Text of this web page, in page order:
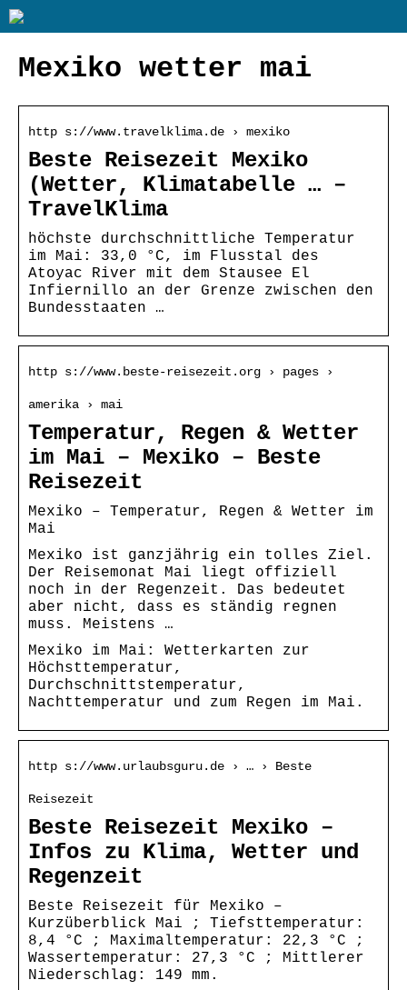
Mexiko wetter mai
http s://www.travelklima.de › mexiko
Beste Reisezeit Mexiko
(Wetter, Klimatabelle … –
TravelKlima
höchste durchschnittliche Temperatur
im Mai: 33,0 °C, im Flusstal des
Atoyac River mit dem Stausee El
Infiernillo an der Grenze zwischen den
Bundesstaaten …
http s://www.beste-reisezeit.org › pages ›
amerika › mai
Temperatur, Regen & Wetter
im Mai – Mexiko – Beste
Reisezeit
Mexiko – Temperatur, Regen & Wetter im
Mai
Mexiko ist ganzjährig ein tolles Ziel.
Der Reisemonat Mai liegt offiziell
noch in der Regenzeit. Das bedeutet
aber nicht, dass es ständig regnen
muss. Meistens …
Mexiko im Mai: Wetterkarten zur
Höchsttemperatur,
Durchschnittstemperatur,
Nachttemperatur und zum Regen im Mai.
http s://www.urlaubsguru.de › … › Beste
Reisezeit
Beste Reisezeit Mexiko –
Infos zu Klima, Wetter und
Regenzeit
Beste Reisezeit für Mexiko –
Kurzüberblick Mai ; Tiefsttemperatur:
8,4 °C ; Maximaltemperatur: 22,3 °C ;
Wassertemperatur: 27,3 °C ; Mittlerer
Niederschlag: 149 mm.